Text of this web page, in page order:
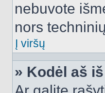
nebuvote
nors
Į viršų
» Kodėl aš